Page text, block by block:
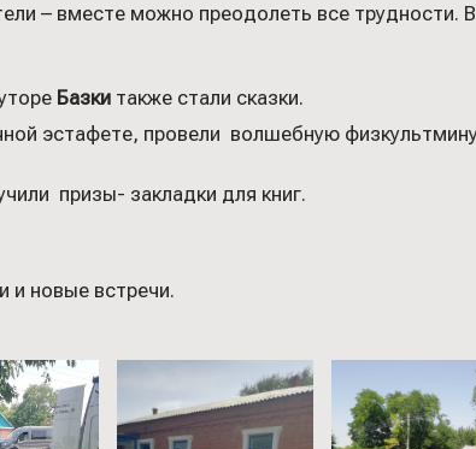
– вместе можно преодолеть все трудности.
Базки также стали сказки.
эстафете, провели волшебную
призы- закладки для книг.
и новые встречи.